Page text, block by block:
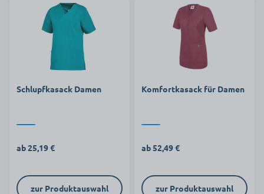
Schlupfkasack Damen
ab 25,19 €
zur Produktauswahl
Komfortkasack für Damen
ab 52,49 €
zur Produktauswahl